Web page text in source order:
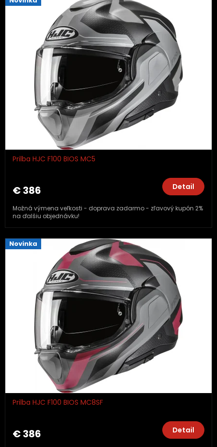
Prilba HJC F100 BIOS MC5
€ 386 Detail
Možná výmena veľkosti - doprava zadarmo - zľavový kupón 2%
na ďalšiu objednávku!
Novinka
Prilba HJC F100 BIOS MC8SF
€ 386 Detail